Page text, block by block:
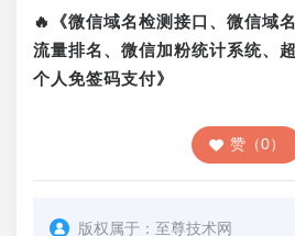
🔥《微信域名检测接口、微信域
流量排名、微信加粉统计系统、
个人免签码支付》
赞（0）
版权属于： 至尊技术网